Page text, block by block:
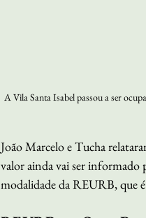
A Vila Santa Isabel passou a ser
João Marcelo e Tucha
valor ainda vai ser informado
modalidade da REURB, que é